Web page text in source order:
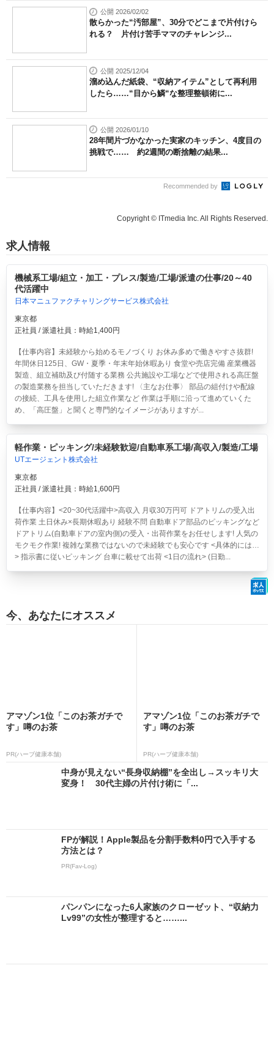
公開 2026/02/02
散らかった“汚部屋”、30分でどこまで片付けら
れる？ 片付け苦手ママのチャレンジ...
公開 2025/12/04
溜め込んだ紙袋、“収納アイテム”として再利用
したら……“目から鱗“な整理整頓術に...
公開 2026/01/10
28年間片づかなかった実家のキッチン、4度目の
挑戦で…… 約2週間の断捨離の結果...
Recommended by
Copyright © ITmedia Inc. All Rights Reserved.
求人情報
機械系工場/組立・加工・プレス/製造/工場/派遣の仕事/20～40
代活躍中
日本マニュファクチャリングサービス株式会社
東京都
正社員 / 派遣社員：時給1,400円
【仕事内容】未経験から始めるモノづくり お休み多めで働きやすさ抜群!
年間休日125日、GW・夏季・年末年始休暇あり 食堂や売店完備 産業機器
製造、組立補助及び付随する業務 公共施設や工場などで使用される高圧盤
の製造業務を担当していただきます! 〈主なお仕事〉 部品の組付けや配線
の接続、工具を使用した組立作業など 作業は手順に沿って進めていくた
め、「高圧盤」と聞くと専門的なイメージがありますが...
軽作業・ピッキング/未経験歓迎/自動車系工場/高収入/製造/工場
UTエージェント株式会社
東京都
正社員 / 派遣社員：時給1,600円
【仕事内容】<20~30代活躍中>高収入 月収30万円可 ドアトリムの受入出
荷作業 土日休み×長期休暇あり 経験不問 自動車ドア部品のピッキングなど
ドアトリム(自動車ドアの室内側)の受入・出荷作業をお任せします! 人気の
モクモク作業! 複雑な業務ではないので未経験でも安心です <具体的には…
> 指示書に従いピッキング 台車に載せて出荷 <1日の流れ> (日勤...
今、あなたにオススメ
アマゾン1位「このお茶ガチで
す」噂のお茶
PR(ハーブ健康本舗)
アマゾン1位「このお茶ガチで
す」噂のお茶
PR(ハーブ健康本舗)
中身が見えない“長身収納棚”を全出し→スッキリ大
変身！ 30代主婦の片付け術に「...
FPが解説！Apple製品を分割手数料0円で入手する
方法とは？
PR(Fav-Log)
パンパンになった6人家族のクローゼット、“収納力
Lv99”の女性が整理すると……...